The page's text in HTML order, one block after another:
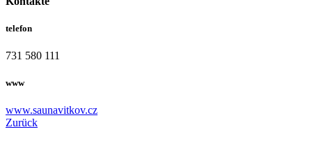
telefon
731 580 111
www
www.saunavitkov.cz
Zurück